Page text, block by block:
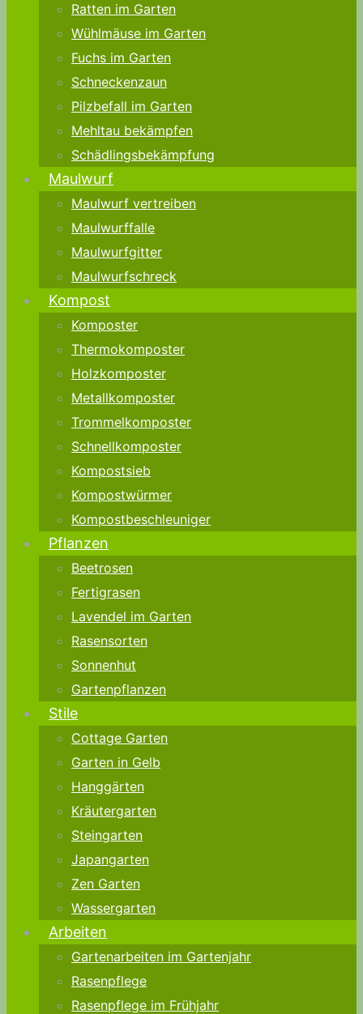
Ratten im Garten
Wühlmäuse im Garten
Fuchs im Garten
Schneckenzaun
Pilzbefall im Garten
Mehltau bekämpfen
Schädlingsbekämpfung
Maulwurf
Maulwurf vertreiben
Maulwurffalle
Maulwurfgitter
Maulwurfschreck
Kompost
Komposter
Thermokomposter
Holzkomposter
Metallkomposter
Trommelkomposter
Schnellkomposter
Kompostsieb
Kompostwürmer
Kompostbeschleuniger
Pflanzen
Beetrosen
Fertigrasen
Lavendel im Garten
Rasensorten
Sonnenhut
Gartenpflanzen
Stile
Cottage Garten
Garten in Gelb
Hanggärten
Kräutergarten
Steingarten
Japangarten
Zen Garten
Wassergarten
Arbeiten
Gartenarbeiten im Gartenjahr
Rasenpflege
Rasenpflege im Frühjahr